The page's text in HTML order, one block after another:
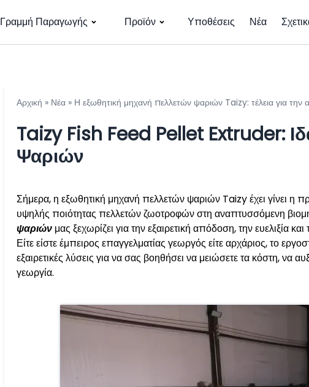
Γραμμή Παραγωγής Προϊόν Υποθέσεις Νέα
Αρχική » Νέα » Η εξωθητική μηχανή πελλετών ψαριών Taizy: τέλεια για
Taizy Fish Feed Pellet Extruder:
Ψαριών
Σήμερα, η εξωθητική μηχανή πελλετών ψαριών Taizy έχει γίνει η
υψηλής ποιότητας πελλετών ζωοτροφών στη αναπτυσσόμενη
ψαριών μας ξεχωρίζει για την εξαιρετική απόδοση, την ευελιξία
Είτε είστε έμπειρος επαγγελματίας γεωργός είτε αρχάριος, το
εξαιρετικές λύσεις για να σας βοηθήσει να μειώσετε τα κόστη, να
γεωργία.